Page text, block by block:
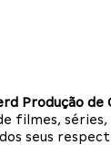
Produção de
filmes,
seus